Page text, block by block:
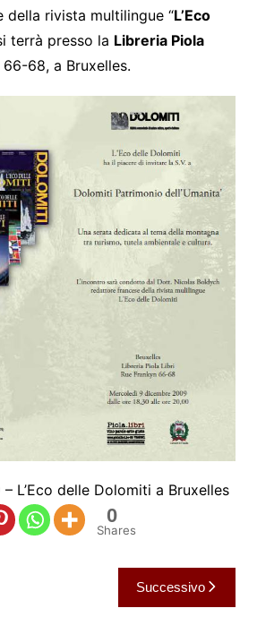
della rivista multilingue “L’Eco
terrà presso la Libreria Piola
66-68, a Bruxelles.
L’Eco delle Dolomiti a Bruxelles
0
Shares
Successivo